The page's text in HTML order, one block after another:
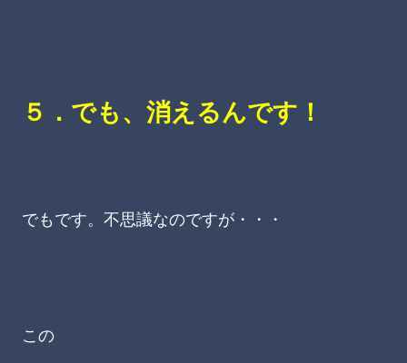
５．でも、消えるんです！
でもです。不思議なのですが・・・
この